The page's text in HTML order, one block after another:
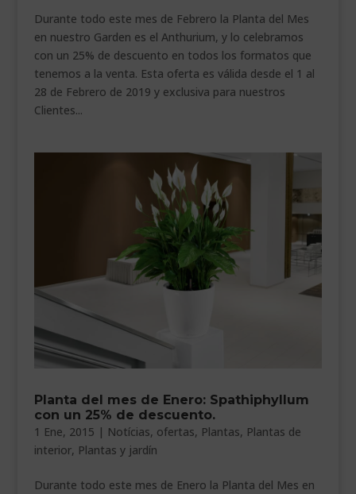
Durante todo este mes de Febrero la Planta del Mes
en nuestro Garden es el Anthurium, y lo celebramos
con un 25% de descuento en todos los formatos que
tenemos a la venta. Esta oferta es válida desde el 1 al
28 de Febrero de 2019 y exclusiva para nuestros
Clientes...
Planta del mes de Enero: Spathiphyllum
con un 25% de descuento.
1 Ene, 2015 | Notícias, ofertas, Plantas, Plantas de
interior, Plantas y jardín
Durante todo este mes de Enero la Planta del Mes en